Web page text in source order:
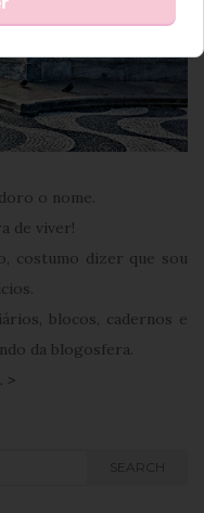
o nome.
de viver!
costumo dizer que sou
blocos, cadernos e
da blogosfera.
>
SEARCH